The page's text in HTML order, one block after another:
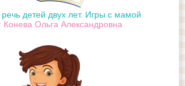
детей двух лет. Игры с мамой
Конева Ольга Александровна